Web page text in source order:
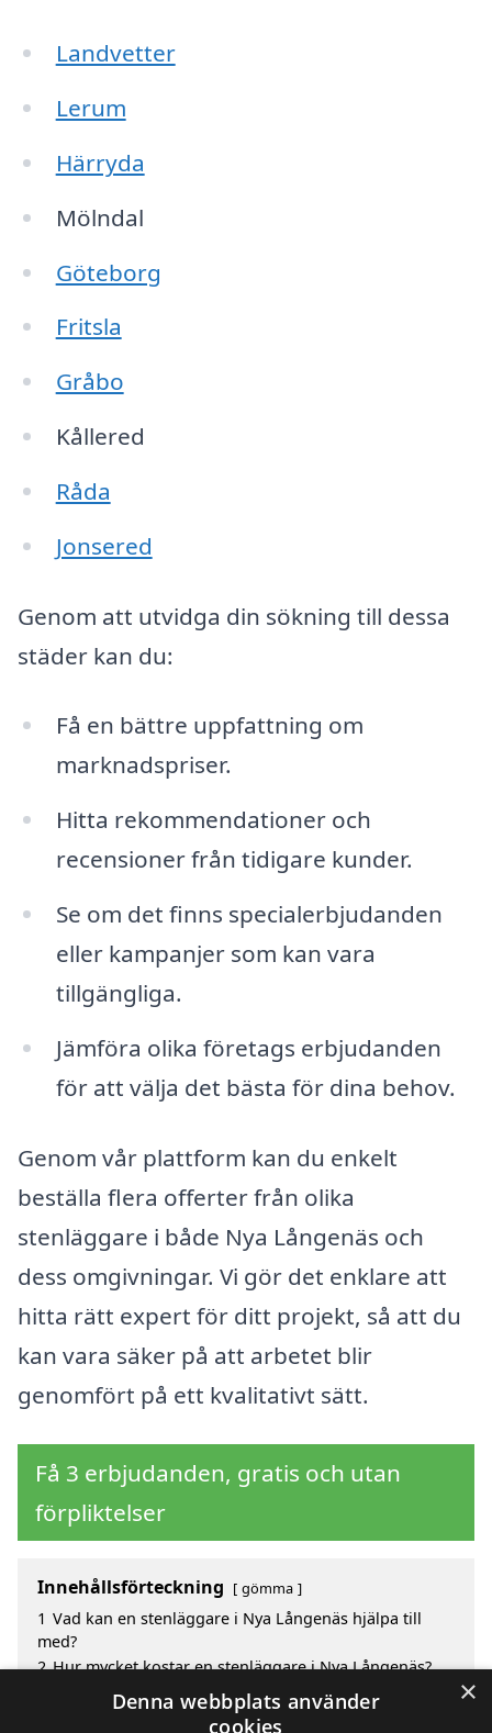
Landvetter
Lerum
Härryda
Mölndal
Göteborg
Fritsla
Gråbo
Kållered
Råda
Jonsered
Genom att utvidga din sökning till dessa
städer kan du:
Få en bättre uppfattning om
marknadspriser.
Hitta rekommendationer och
recensioner från tidigare kunder.
Se om det finns specialerbjudanden
eller kampanjer som kan vara
tillgängliga.
Jämföra olika företags erbjudanden
för att välja det bästa för dina behov.
Genom vår plattform kan du enkelt
beställa flera offerter från olika
stenläggare i både Nya Långenäs och
dess omgivningar. Vi gör det enklare att
hitta rätt expert för ditt projekt, så att du
kan vara säker på att arbetet blir
genomfört på ett kvalitativt sätt.
Få 3 erbjudanden, gratis och utan
förpliktelser
Innehållsförteckning gömma
1 Vad kan en stenläggare i Nya Långenäs hjälpa till
med?
2 Hur mycket kostar en stenläggare i Nya Långenäs?
Fördelar med att välja stenläggare i Nya Långenäs
Sök efter en skicklig stenläggare i de omgivande
×
Denna webbplats använder
cookies